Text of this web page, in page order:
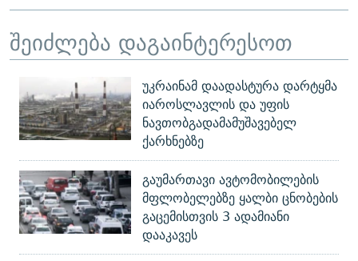
შეიძლება დაგაინტერესოთ
უკრაინამ დაადასტურა დარტყმა
იაროსლავლის და უფის
ნავთობგადამამუშავებელ
ქარხნებზე
გაუმართავი ავტომობილების
მფლობელებზე ყალბი ცნობების
გაცემისთვის 3 ადამიანი
დააკავეს